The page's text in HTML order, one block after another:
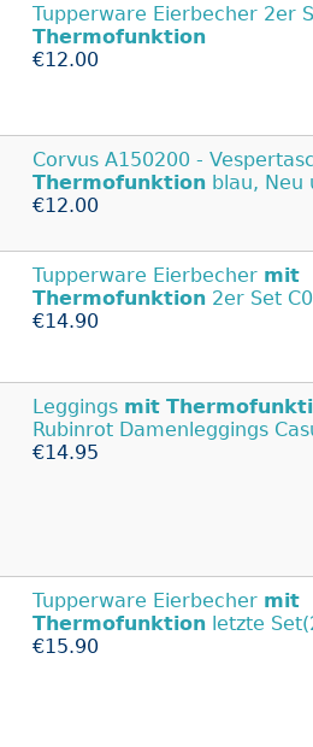
Tupperware Eierbecher 2er
Thermofunktion
€12.00
Corvus A150200 -
Thermofunktion blau, Neu
€12.00
Tupperware Eierbecher mit
Thermofunktion 2er Set
€14.90
Leggings mit
Rubinrot Damenleggings
€14.95
Tupperware Eierbecher mit
Thermofunktion letzte
€15.90